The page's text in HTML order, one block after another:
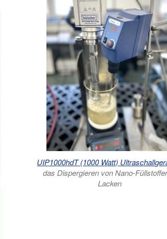
UIP1000hdT (1000 Watt)
das Dispergieren von Nano-
Lacken